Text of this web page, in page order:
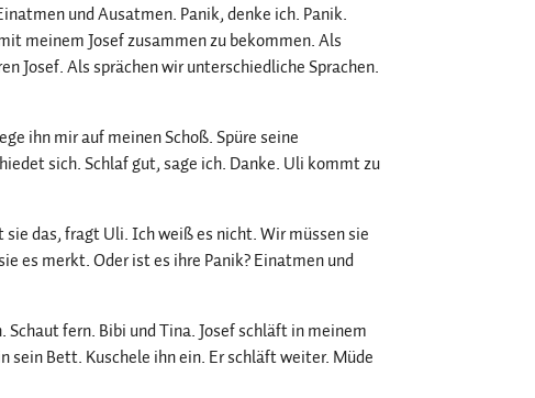
und Ausatmen. Panik, denke ich. Panik.
meinem Josef zusammen zu bekommen. Als
Josef. Als sprächen wir unterschiedliche Sprachen.
ihn mir auf meinen Schoß. Spüre seine
sich. Schlaf gut, sage ich. Danke. Uli kommt zu
das, fragt Uli. Ich weiß es nicht. Wir müssen sie
es merkt. Oder ist es ihre Panik? Einatmen und
fern. Bibi und Tina. Josef schläft in meinem
Bett. Kuschele ihn ein. Er schläft weiter. Müde